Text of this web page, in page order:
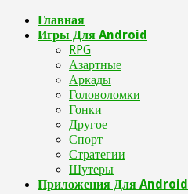
Главная
Игры Для Android
RPG
Азартные
Аркады
Головоломки
Гонки
Другое
Спорт
Стратегии
Шутеры
Приложения Для Android